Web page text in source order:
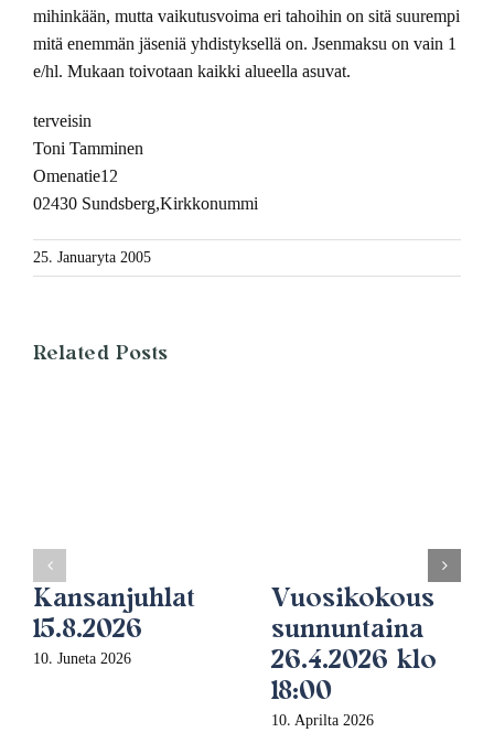
mihinkään, mutta vaikutusvoima eri tahoihin on sitä suurempi
mitä enemmän jäseniä yhdistyksellä on. Jsenmaksu on vain 1
e/hl. Mukaan toivotaan kaikki alueella asuvat.
terveisin
Toni Tamminen
Omenatie12
02430 Sundsberg,Kirkkonummi
25. Januaryta 2005
Related Posts
Kansanjuhlat
15.8.2026
10. Juneta 2026
Vuosikokous
sunnuntaina
26.4.2026 klo
18:00
10. Aprilta 2026